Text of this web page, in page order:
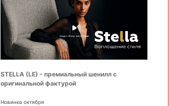
STELLA (LE) - премиальный шенилл с
оригинальной фактурой
Новинка октября